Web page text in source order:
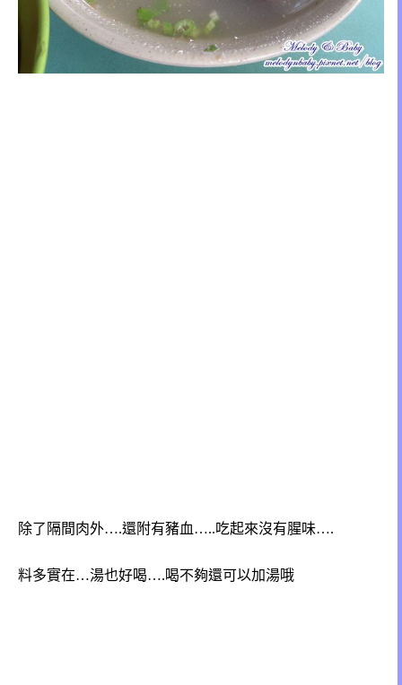
除了隔間肉外….還附有豬血…..吃起來沒有腥味….
料多實在…湯也好喝….喝不夠還可以加湯哦